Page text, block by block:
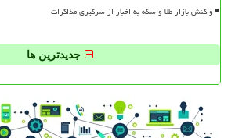
واکنش بازار طلا و سکه به اخبار از سرگیری مذاکرات
جدیدترین ها